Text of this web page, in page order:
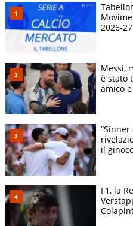
2026-27
Messi,
è stato
amico
“Sinner
il
F1, la